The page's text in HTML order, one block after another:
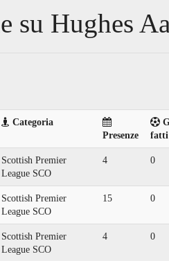
su Hughes
Categoria
Presenze
fatti
Scottish Premier
League SCO
4 0
Scottish Premier
League SCO
15 0
Scottish Premier
League SCO
4 0